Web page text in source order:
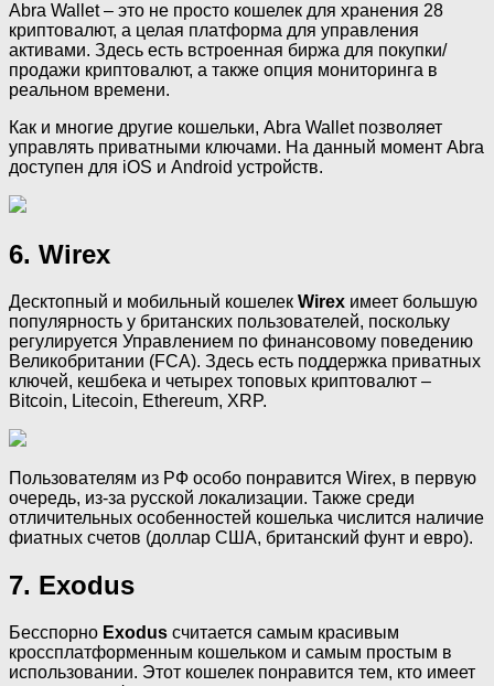
Abra Wallet – это не просто кошелек для хранения 28
криптовалют, а целая платформа для управления
активами. Здесь есть встроенная биржа для покупки/
продажи криптовалют, а также опция мониторинга в
реальном времени.
Как и многие другие кошельки, Abra Wallet позволяет
управлять приватными ключами. На данный момент Abra
доступен для iOS и Android устройств.
6. Wirex
Десктопный и мобильный кошелек Wirex имеет большую
популярность у британских пользователей, поскольку
регулируется Управлением по финансовому поведению
Великобритании (FCA). Здесь есть поддержка приватных
ключей, кешбека и четырех топовых криптовалют –
Bitcoin, Litecoin, Ethereum, XRP.
Пользователям из РФ особо понравится Wirex, в первую
очередь, из-за русской локализации. Также среди
отличительных особенностей кошелька числится наличие
фиатных счетов (доллар США, британский фунт и евро).
7. Exodus
Бесспорно Exodus считается самым красивым
кроссплатформенным кошельком и самым простым в
использовании. Этот кошелек понравится тем, кто имеет